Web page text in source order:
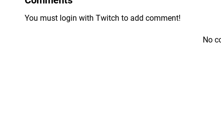
You must login with Twitch to add comment!
No